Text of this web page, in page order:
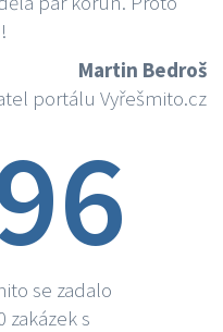
Martin Bedroš
portálu Vyřešmito.cz
se zadalo
zakázek s